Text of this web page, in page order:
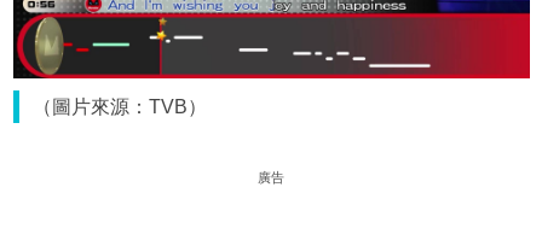
（圖片來源：TVB）
廣告